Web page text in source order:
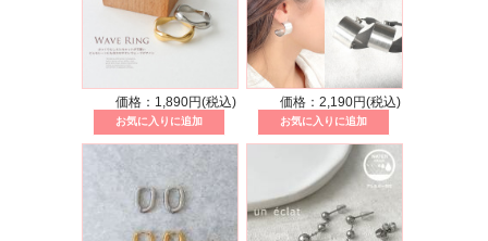
価格：1,890円(税込) 価格：2,190円(税込)